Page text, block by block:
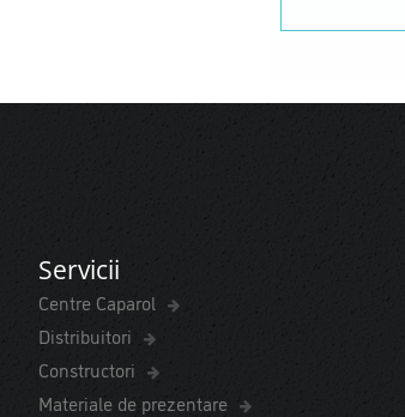
Servicii
Centre Caparol
Distribuitori
Constructori
Materiale de prezentare